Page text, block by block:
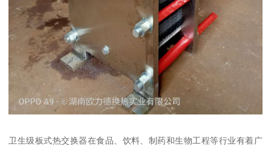
卫生级板式热交换器在食品、饮料、制药和生物工程等行业有着广